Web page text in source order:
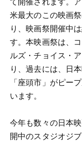
米最大のこの映画
り、映画祭開催中
す。本映画祭は、
ルズ・チョイス・
り、過去には、日
「座頭市」がピー
います。
今年も数々の日本
開中のスタジオジ